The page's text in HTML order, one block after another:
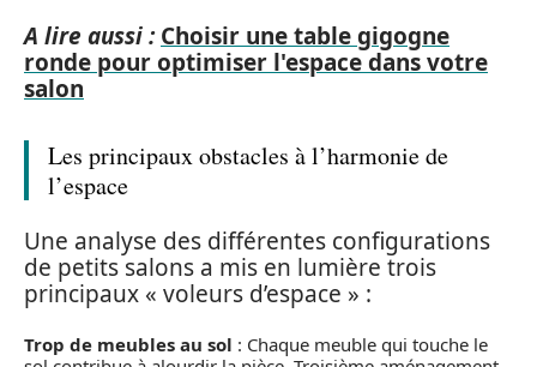
A lire aussi : Choisir une table gigogne
ronde pour optimiser l'espace dans votre
salon
Les principaux obstacles à l’harmonie de
l’espace
Une analyse des différentes configurations
de petits salons a mis en lumière trois
principaux « voleurs d’espace » :
Trop de meubles au sol : Chaque meuble qui touche le